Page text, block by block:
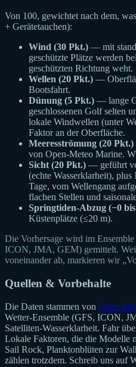
Von 100, gewichtet nach dem,
+ Gerätetauchen):
Wind (30 Pkt.) — mit
geschützte Plätze werden
geschützten Richtung weht.
Wellen (20 Pkt.) —
Bootsfahrt.
Dünung (5 Pkt.) — lange
geschlossenen Golf selten
lokale Windwellen (unter
Faktor an der Oberfläche.
Meeresströmung (20 Pkt.)
von Open-Meteo Marine.
Sicht (20 Pkt.) — geführt
(echte Wasserklarheit),
Tage, vom Wellengang
flachen Stellen und
Springtiden-Abzug (−0
Küstenplätze (≤20 m).
Die Vorhersage wird im
ICON, JMA, GEM) gemittelt.
voneinander ab, markieren wir
Quellen & Vorbehalte
Die Daten stammen von Open-
Wetter-Ensemble (GFS, ICON,
Satelliten-Wasserklarheit. Fahr
Lokale Faktoren, die die Modelle
Sail Rock, Planktonblüten zur
zählen trotzdem. Schreib uns auf